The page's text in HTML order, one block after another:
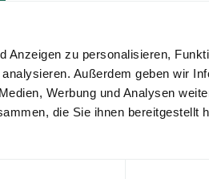
Anzeigen zu personalisieren,
Außerdem geben wir
Werbung und Analysen
die Sie ihnen bereitgestellt